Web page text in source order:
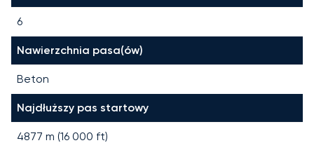
6
Nawierzchnia pasa(ów)
Beton
Najdłuższy pas startowy
4877 m (16 000 ft)